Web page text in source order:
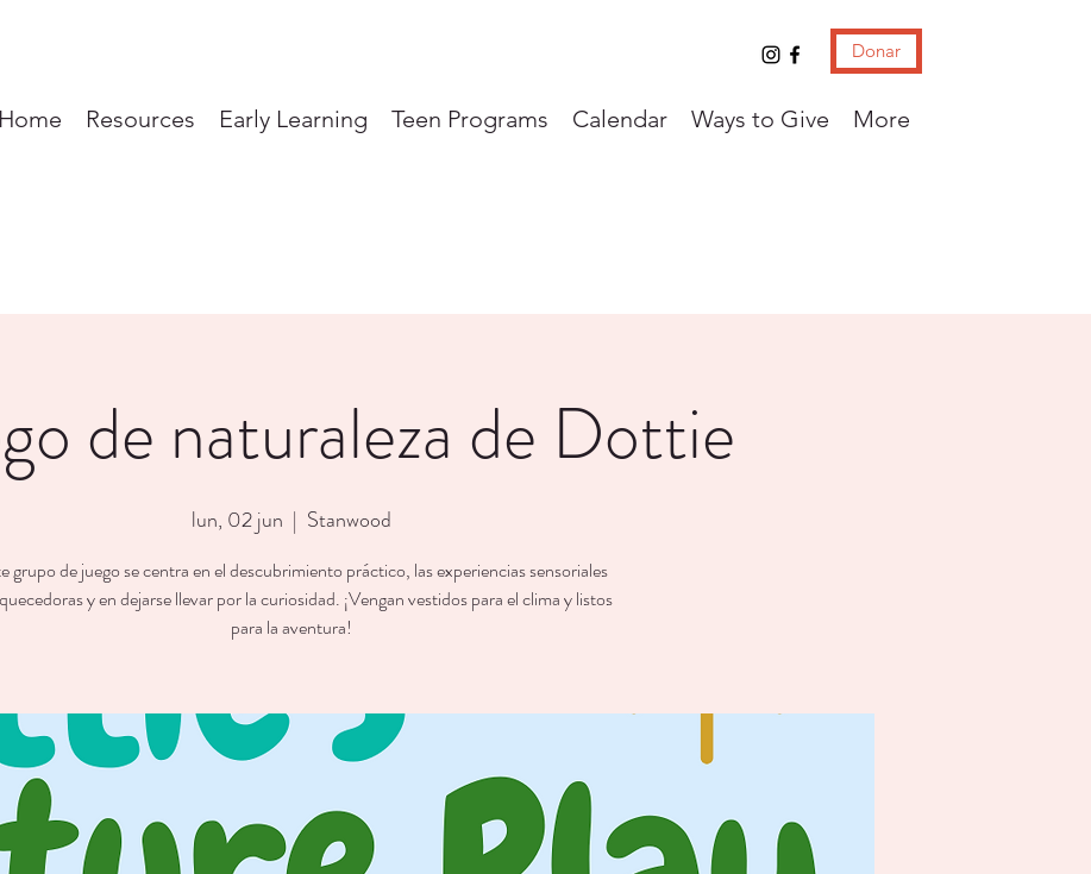
Donar
Home Resources Early Learning Teen Programs Calendar Ways to Give More
de naturaleza de Dottie
lun, 02 jun
  |
Stanwood
grupo de juego se centra en el descubrimiento práctico, las experiencias sensoriales
y en dejarse llevar por la curiosidad. ¡Vengan vestidos para el clima y listos
para la aventura!